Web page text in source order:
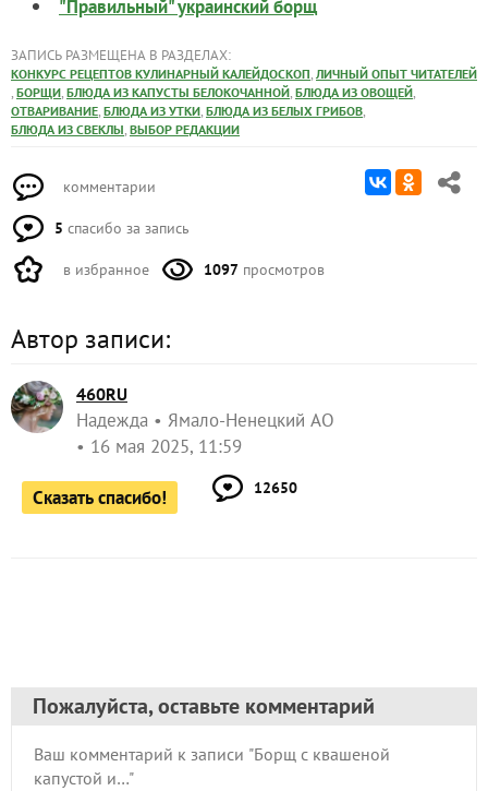
"Правильный" украинский борщ
ЗАПИСЬ РАЗМЕЩЕНА В РАЗДЕЛАХ:
КОНКУРС РЕЦЕПТОВ КУЛИНАРНЫЙ КАЛЕЙДОСКОП, ЛИЧНЫЙ ОПЫТ ЧИТАТЕЛЕЙ
, БОРЩИ, БЛЮДА ИЗ КАПУСТЫ БЕЛОКОЧАННОЙ, БЛЮДА ИЗ ОВОЩЕЙ,
ОТВАРИВАНИЕ, БЛЮДА ИЗ УТКИ, БЛЮДА ИЗ БЕЛЫХ ГРИБОВ,
БЛЮДА ИЗ СВЕКЛЫ, ВЫБОР РЕДАКЦИИ
комментарии
5 спасибо за запись
в избранное 1097 просмотров
Автор записи:
460RU
Надежда
Ямало-Ненецкий АО
16 мая 2025, 11:59
Сказать спасибо! 12650
Пожалуйста, оставьте комментарий